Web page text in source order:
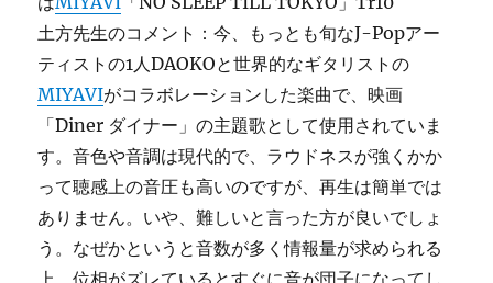
土方先生のコメント：今、もっとも旬なJ-Popアー
ティストの1人DAOKOと世界的なギタリストの
MIYAVIがコラボレーションした楽曲で、映画
「Diner ダイナー」の主題歌として使用されていま
す。音色や音調は現代的で、ラウドネスが強くかか
って聴感上の音圧も高いのですが、再生は簡単では
ありません。いや、難しいと言った方が良いでしょ
う。なぜかというと音数が多く情報量が求められる